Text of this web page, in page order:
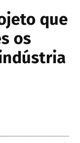
que
os